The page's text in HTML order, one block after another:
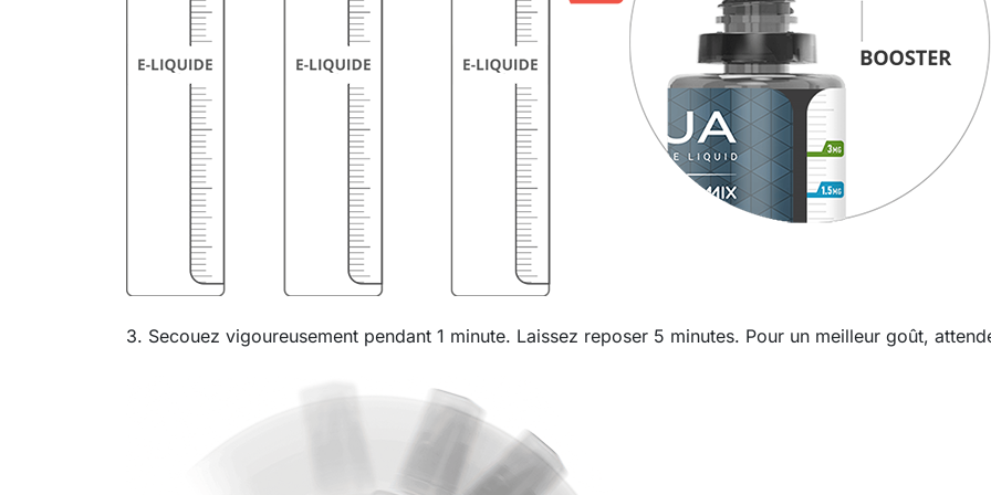
3. Secouez vigoureusement pendant 1 minute. Laissez reposer 5 minutes. Pour un meilleur goût,